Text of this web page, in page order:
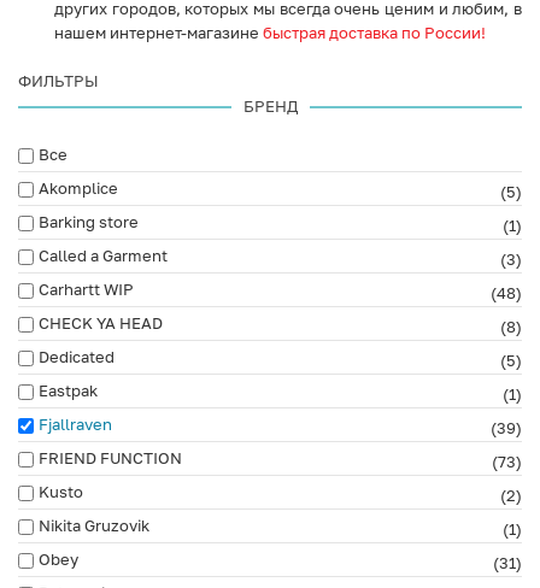
других городов, которых мы всегда очень ценим и любим, в
нашем интернет-магазине быстрая доставка по России!
ФИЛЬТРЫ
БРЕНД
Все
Akomplice
(5)
Barking store
(1)
Called a Garment
(3)
Carhartt WIP
(48)
CHECK YA HEAD
(8)
Dedicated
(5)
Eastpak
(1)
Fjallraven
(39)
FRIEND FUNCTION
(73)
Kusto
(2)
Nikita Gruzovik
(1)
Obey
(31)